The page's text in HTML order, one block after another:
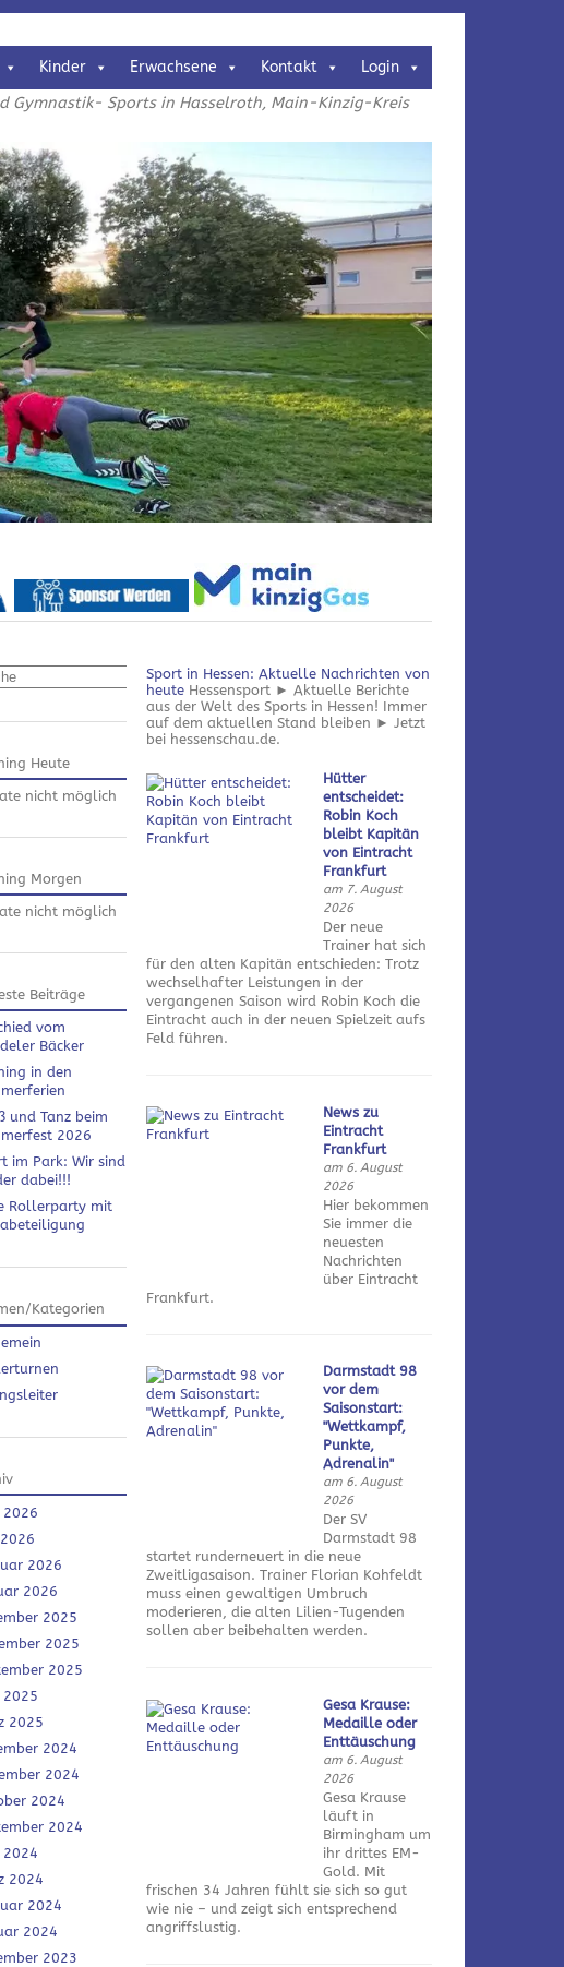
Kinder Erwachsene Kontakt Login
Gymnastik- Sports in Hasselroth, Main-Kinzig-Kreis
Heute
nicht möglich
Morgen
nicht möglich
Beiträge
vom
Bäcker
in den
und Tanz beim
2026
im Park: Wir sind
dabei!!!
Rollerparty mit
Kategorien
2026
2026
2026
2025
2025
2025
2025
2025
2024
2024
2024
2024
2024
2024
2024
2024
2023
Sport in Hessen: Aktuelle Nachrichten von
heute Hessensport ► Aktuelle Berichte
aus der Welt des Sports in Hessen! Immer
auf dem aktuellen Stand bleiben ► Jetzt
bei hessenschau.de.
Hütter
entscheidet:
Robin Koch
bleibt Kapitän
von Eintracht
Frankfurt
am 7. August
2026
Der neue
Trainer hat sich
für den alten Kapitän entschieden: Trotz
wechselhafter Leistungen in der
vergangenen Saison wird Robin Koch die
Eintracht auch in der neuen Spielzeit aufs
Feld führen.
News zu
Eintracht
Frankfurt
am 6. August
2026
Hier bekommen
Sie immer die
neuesten
Nachrichten
über Eintracht
Frankfurt.
Darmstadt 98
vor dem
Saisonstart:
"Wettkampf,
Punkte,
Adrenalin"
am 6. August
2026
Der SV
Darmstadt 98
startet runderneuert in die neue
Zweitligasaison. Trainer Florian Kohfeldt
muss einen gewaltigen Umbruch
moderieren, die alten Lilien-Tugenden
sollen aber beibehalten werden.
Gesa Krause:
Medaille oder
Enttäuschung
am 6. August
2026
Gesa Krause
läuft in
Birmingham um
ihr drittes EM-
Gold. Mit
frischen 34 Jahren fühlt sie sich so gut
wie nie – und zeigt sich entsprechend
angriffslustig.